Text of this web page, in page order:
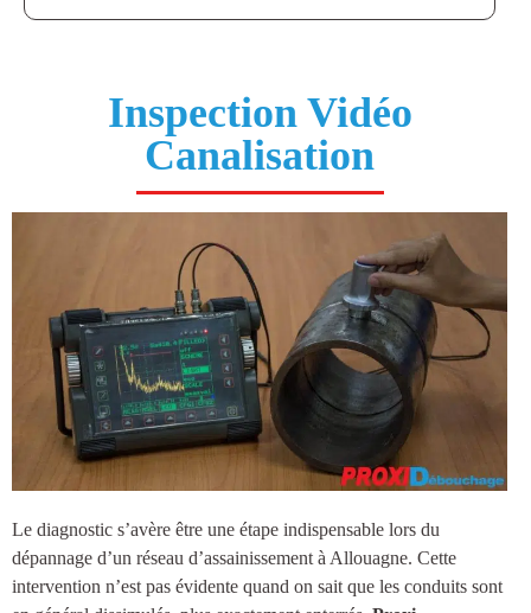
Inspection Vidéo
Canalisation
Le diagnostic s’avère être une étape indispensable lors du
dépannage d’un réseau d’assainissement à Allouagne. Cette
intervention n’est pas évidente quand on sait que les conduits sont